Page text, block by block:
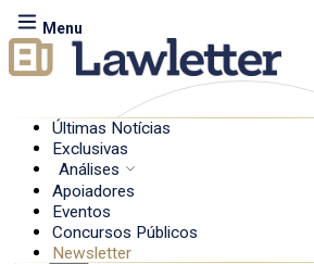
Menu
Últimas Notícias
Exclusivas
Análises
Apoiadores
Eventos
Concursos Públicos
Newsletter